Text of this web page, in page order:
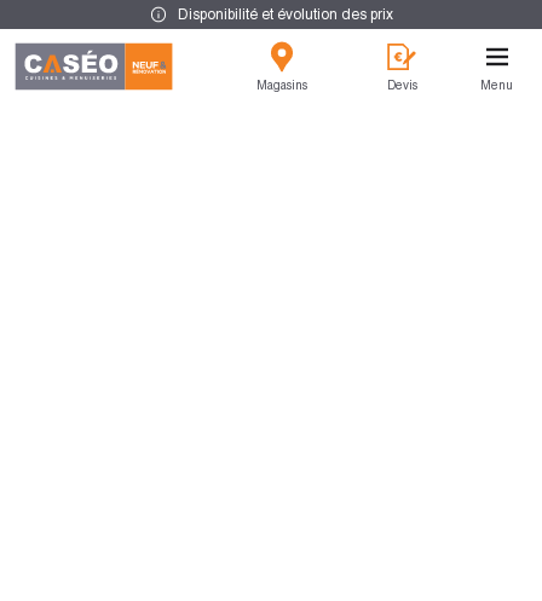
Disponibilité et évolution des prix
Magasins Devis Menu